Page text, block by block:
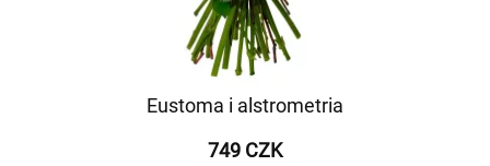
Eustoma i alstrometria
749 CZK